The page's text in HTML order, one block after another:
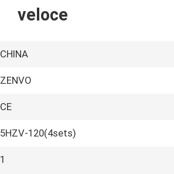
veloce
CHINA
ZENVO
CE
5HZV-120(4sets)
1